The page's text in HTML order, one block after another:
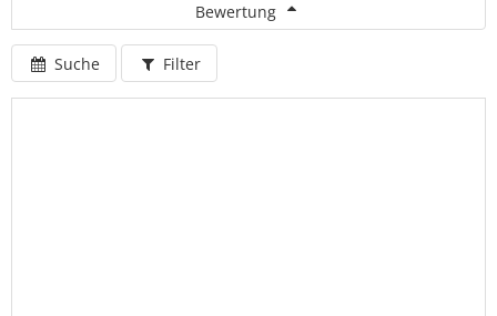
Bewertung
Suche Filter